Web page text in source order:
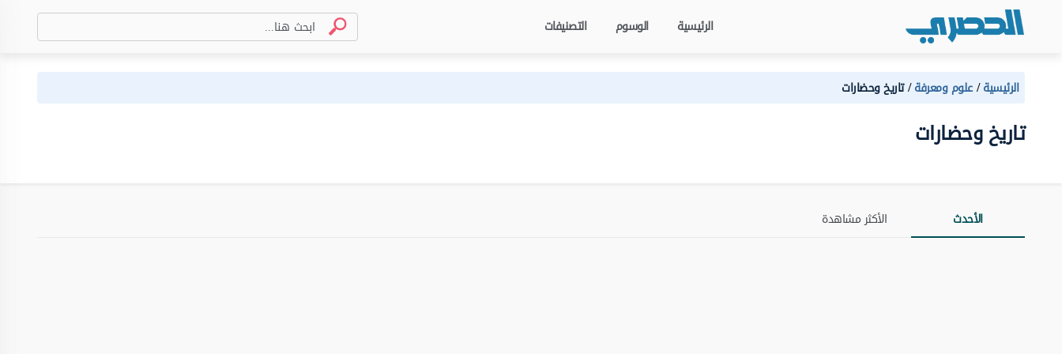
الرئيسية الوسوم التصنيفات
الرئيسية علوم ومعرفة تاريخ وحضارات
تاريخ وحضارات
الأحدث الأكثر مشاهدة